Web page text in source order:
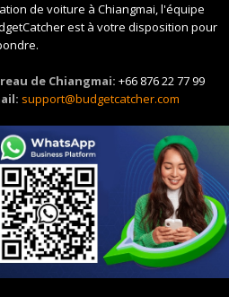
de voiture à Chiangmai, l'équipe
est à votre disposition pour
de Chiangmai: +66 876 22 77 99
support@budgetcatcher.com